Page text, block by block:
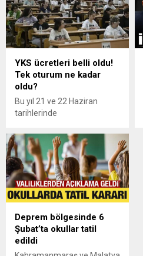
ticarileşmesini önlemeye
yönelik kuruma marka
vermek için aynı türden 5
okul şartı ve en az 5 yıl
YKS ücretleri belli oldu!
Tek oturum ne kadar
oldu?
Bu yıl 21 ve 22 Haziran
tarihlerinde
adayların ödeyeceği ücretler
açıklandı. ÖSYM tarafından
yayınlanan başvuru
kılavuzuna göre tek oturum
için sınav ücreti 450 TL, 3
oturum için ise 1.350 TL
Deprem bölgesinde 6
Şubat’ta okullar tatil
edildi